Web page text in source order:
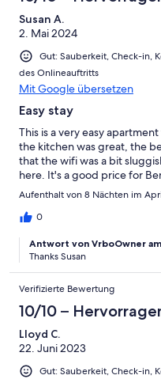
Susan A.
2. Mai 2024
Gut: Sauberkeit, Check-in,
des Onlineauftritts
Mit Google übersetzen
Easy stay
This is a very easy
the kitchen was great, the
that the wifi was a bit
here. It's a good price for
Aufenthalt von 8 Nächten im
0
Antwort von VrboOwner
Thanks Susan
Verifizierte Bewertung
10/10 –
Lloyd C.
22. Juni 2023
Gut: Sauberkeit, Check-in,